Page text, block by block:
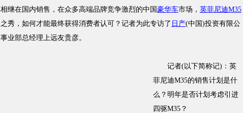
继在国内销售，在众多高端品牌竞争激烈的中国 豪华车市场， 英菲尼迪M35
秀，如何才能最终获得消费者认可？记者为此专访了 日产(中国)投资有限公
业部总经理上远友贵彦。
记者(以下简称记)：英
菲尼迪M35的销售计划是什
么？明年是否计划考虑引进
四驱M35？